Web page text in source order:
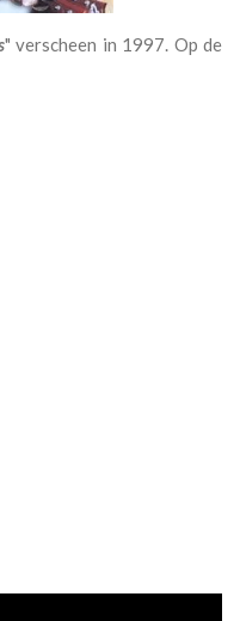
" verscheen in 1997. Op de